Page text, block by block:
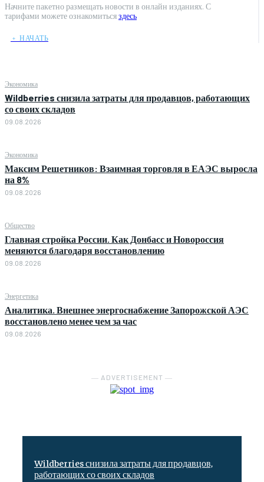
Начните пакетно размещать новости в онлайн изданиях. С
тарифами можете ознакомитьсяздесь
﹢ НАЧАТЬ
Экономика
Wildberries снизила затраты для продавцов, работающих
со своих складов
09.08.2026
Экономика
Максим Решетников: Взаимная торговля в ЕАЭС выросла
на 8%
09.08.2026
Общество
Главная стройка России. Как Донбасс и Новороссия
меняются благодаря восстановлению
09.08.2026
Энергетика
Аналитика. Внешнее энергоснабжение Запорожской АЭС
восстановлено менее чем за час
09.08.2026
― ADVERTISEMENT ―
Wildberries снизила затраты для продавцов,
работающих со своих складов